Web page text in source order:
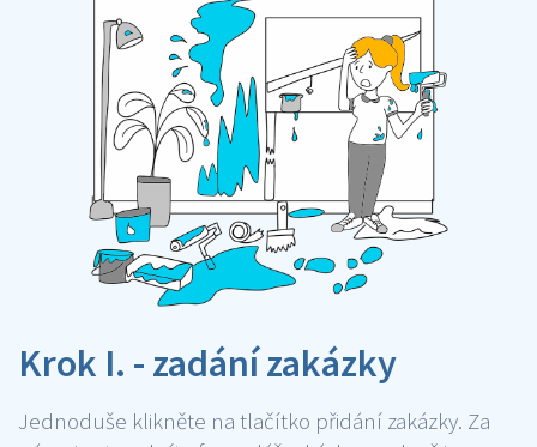
Krok I. - zadání zakázky
Jednoduše klikněte na tlačítko přidání zakázky. Za